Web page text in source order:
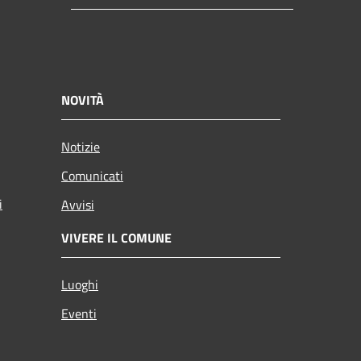
NOVITÀ
Notizie
Comunicati
Avvisi
VIVERE IL COMUNE
Luoghi
Eventi